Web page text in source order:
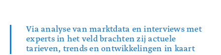
Via analyse van marktdata en interviews met
experts in het veld brachten zij actuele
tarieven, trends en ontwikkelingen in kaart